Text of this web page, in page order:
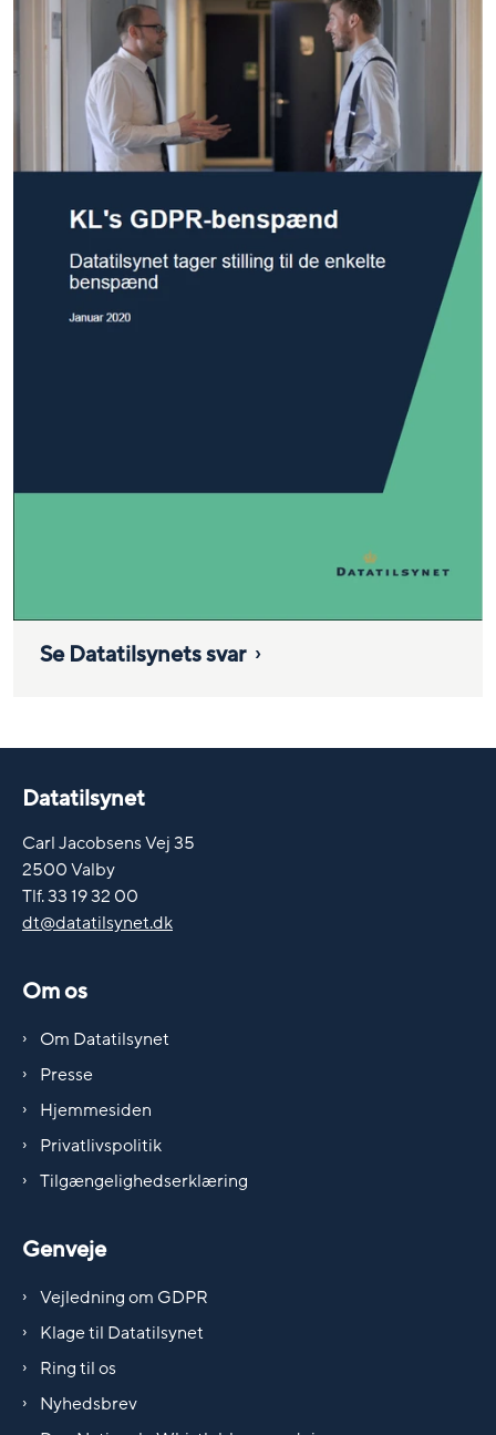
Se Datatilsynets svar
Datatilsynet
Carl Jacobsens Vej 35
2500 Valby
Tlf. 33 19 32 00
dt@datatilsynet.dk
Om os
Om Datatilsynet
Presse
Hjemmesiden
Privatlivspolitik
Tilgængelighedserklæring
Genveje
Vejledning om GDPR
Klage til Datatilsynet
Ring til os
Nyhedsbrev